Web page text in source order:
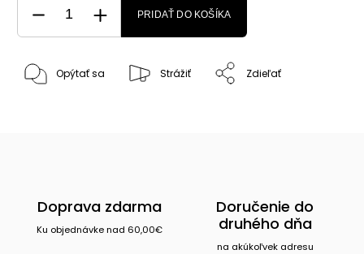
PRIDAŤ DO KOŠÍKA
Opýtať sa Strážiť Zdieľať
Doprava zdarma
Ku objednávke nad 60,00€
Doručenie do
druhého dňa
na akúkoľvek adresu